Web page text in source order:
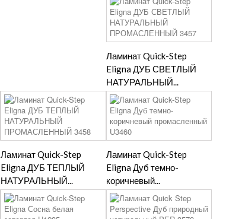
Ламинат Quick-Step
Eligna ДУБ СВЕТЛЫЙ
НАТУРАЛЬНЫЙ...
Ламинат Quick-Step
Eligna ДУБ ТЕПЛЫЙ
НАТУРАЛЬНЫЙ...
Ламинат Quick-Step
Eligna Дуб темно-
коричневый...